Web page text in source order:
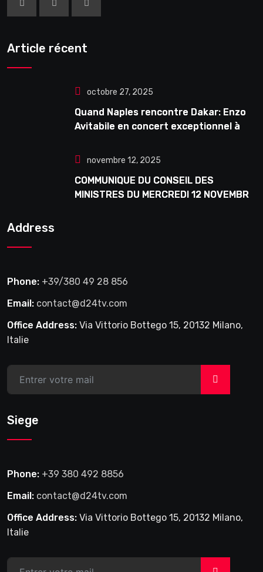
Article récent
octobre 27, 2025
Quand Naples rencontre Dakar: Enzo
Avitabile en concert exceptionnel à
novembre 12, 2025
COMMUNIQUE DU CONSEIL DES
MINISTRES DU MERCREDI 12 NOVEMBRE
Address
Phone: +39/380 49 28 856
Email: contact@d24tv.com
Office Address: Via Vittorio Bottego 15, 20132 Milano,
Italie
>
Siege
Phone: +39 380 492 8856
Email: contact@d24tv.com
Office Address: Via Vittorio Bottego 15, 20132 Milano,
Italie